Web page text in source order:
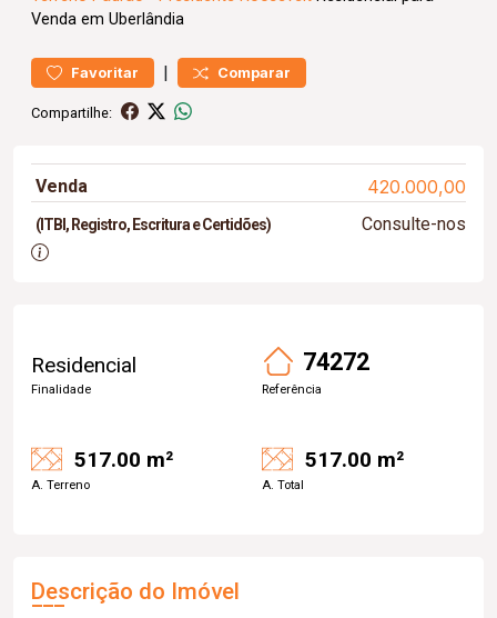
Venda em Uberlândia
Favoritar | Comparar
Compartilhe:
Venda 420.000,00
(ITBI, Registro, Escritura e Certidões) Consulte-nos
Residencial
Finalidade
74272
Referência
517.00 m²
A. Terreno
517.00 m²
A. Total
Descrição do Imóvel